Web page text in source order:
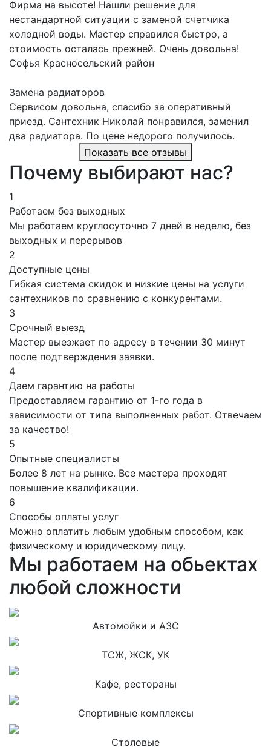
Фирма на высоте! Нашли решение для
нестандартной ситуации с заменой счетчика
холодной воды. Мастер справился быстро, а
стоимость осталась прежней. Очень довольна!
Софья Красносельский район
Замена радиаторов
Сервисом довольна, спасибо за оперативный
приезд. Сантехник Николай понравился, заменил
два радиатора. По цене недорого получилось.
Показать все отзывы
Почему выбирают нас?
1
Работаем без выходных
Мы работаем круглосуточно 7 дней в неделю, без
выходных и перерывов
2
Доступные цены
Гибкая система скидок и низкие цены на услуги
сантехников по сравнению с конкурентами.
3
Срочный выезд
Мастер выезжает по адресу в течении 30 минут
после подтверждения заявки.
4
Даем гарантию на работы
Предоставляем гарантию от 1-го года в
зависимости от типа выполненных работ. Отвечаем
за качество!
5
Опытные специалисты
Более 8 лет на рынке. Все мастера проходят
повышение квалификации.
6
Способы оплаты услуг
Можно оплатить любым удобным способом, как
физическому и юридическому лицу.
Мы работаем на обьектах
любой сложности
Автомойки и АЗС
ТСЖ, ЖСК, УК
Кафе, рестораны
Спортивные комплексы
Столовые